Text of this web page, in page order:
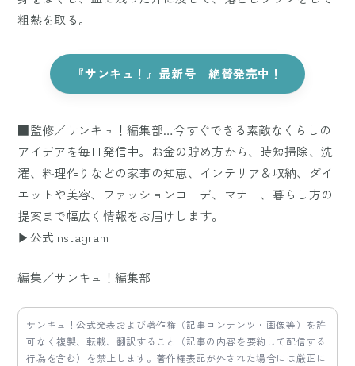
粗熱を取る。
『サンキュ！』最新号 絶賛発売中！
■監修／サンキュ！編集部…今すぐできる素敵なくらしの
アイデアを毎日発信中。お金の貯め方から、時短掃除、洗
濯、料理作りなどの家事の知恵、インテリア＆収納、ダイ
エットや美容、ファッションコーデ、マナー、暮らし方の
提案まで幅広く情報をお届けします。
▶公式Instagram
編集／サンキュ！編集部
サンキュ！公式発表および著作権（記事コンテンツ・画像等）を許
可なく複製、転載、翻訳すること（記事の内容を要約して配信する
行為を含む）を禁止します。著作権表記が外された場合には厳正に